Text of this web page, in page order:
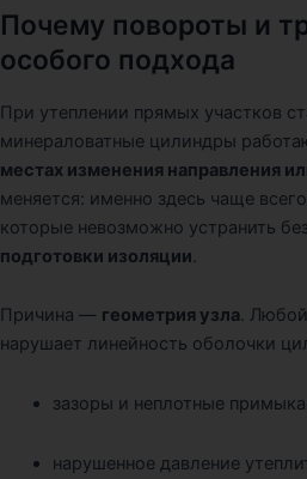
Почему повороты и
особого подхода
При утеплении прямых участков
минераловатные цилиндры
местах изменения направления
меняется: именно здесь чаще
которые невозможно устранить без
подготовки изоляции.
Причина — геометрия узла.
нарушает линейность оболочки
зазоры и неплотные
нарушенное давление